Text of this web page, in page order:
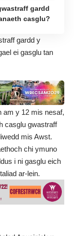
gardd
casglu?
gardd y
ei gasglu tan
am y 12 mis nesaf,
casglu gwastraff
mis Awst.
chi ymuno
i ni gasglu eich
ar-lein.